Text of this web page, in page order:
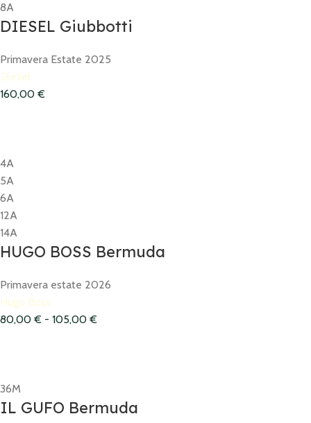
8A
DIESEL Giubbotti
Primavera Estate 2025
Diesel
160,00 €
4A
5A
6A
12A
14A
HUGO BOSS Bermuda
Primavera estate 2026
Hugo Boss
80,00 € - 105,00 €
36M
IL GUFO Bermuda